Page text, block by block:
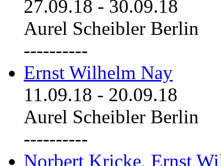
27.09.18 - 30.09.18
Aurel Scheibler Berlin
----------
Ernst Wilhelm Nay
11.09.18 - 20.09.18
Aurel Scheibler Berlin
----------
Norbert Kricke, Ernst